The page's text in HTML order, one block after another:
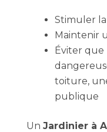
Stimuler la
Maintenir
Éviter que
toiture,
publique
Un Jardinier à